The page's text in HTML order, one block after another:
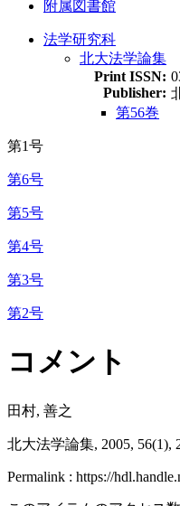
附属図書館
法学研究科
北大法学論集
Print ISSN:
Publisher:
第56巻
第1号
第6号
第5号
第4号
第3号
第2号
コメント
田村, 善之
北大法学論集, 2005, 56(1),
Permalink : https://